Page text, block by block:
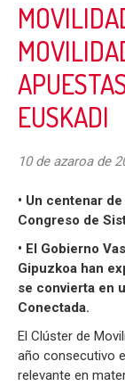
EUSKADI
10 de azaroa de
• Un centenar
Congreso de
• El Gobierno
Gipuzkoa han
se convierta en
Conectada.
El Clúster de
año consecutivo
relevante en